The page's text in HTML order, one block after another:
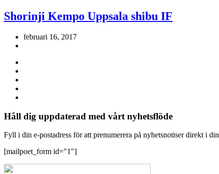
Shorinji Kempo Uppsala shibu IF
februari 16, 2017
Håll dig uppdaterad med vårt nyhetsflöde
Fyll i din e-postadress för att prenumerera på nyhetsnotiser direkt i
[mailpoet_form id="1"]